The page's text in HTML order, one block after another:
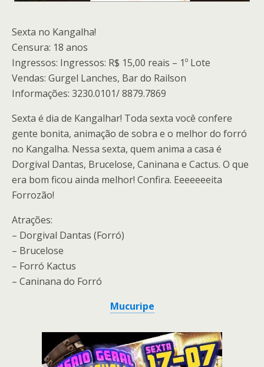
Sexta no Kangalha!
Censura: 18 anos
Ingressos: Ingressos: R$ 15,00 reais – 1º Lote
Vendas: Gurgel Lanches, Bar do Railson
Informações: 3230.0101/ 8879.7869
Sexta é dia de Kangalhar! Toda sexta você confere
gente bonita, animação de sobra e o melhor do forró
no Kangalha. Nessa sexta, quem anima a casa é
Dorgival Dantas, Brucelose, Caninana e Cactus. O que
era bom ficou ainda melhor! Confira. Eeeeeeeita
Forrozão!
Atrações:
– Dorgival Dantas (Forró)
– Brucelose
– Forró Kactus
– Caninana do Forró
Mucuripe